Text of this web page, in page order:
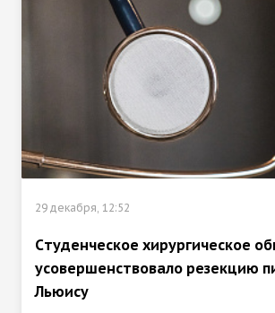
29 декабря, 12:52
Cтуденческое хирургическое
усовершенствовало резекцию
Льюису